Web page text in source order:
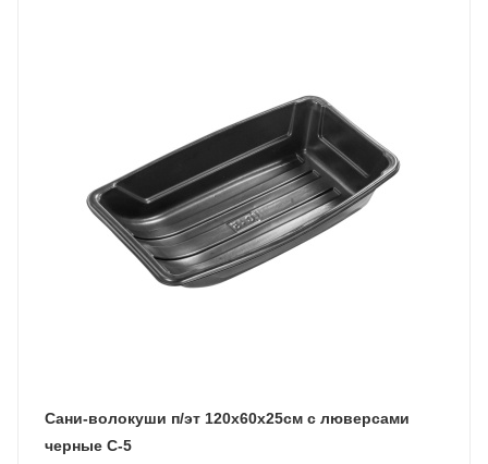
Сани-волокуши п/эт 120х60х25см с люверсами
черные С-5